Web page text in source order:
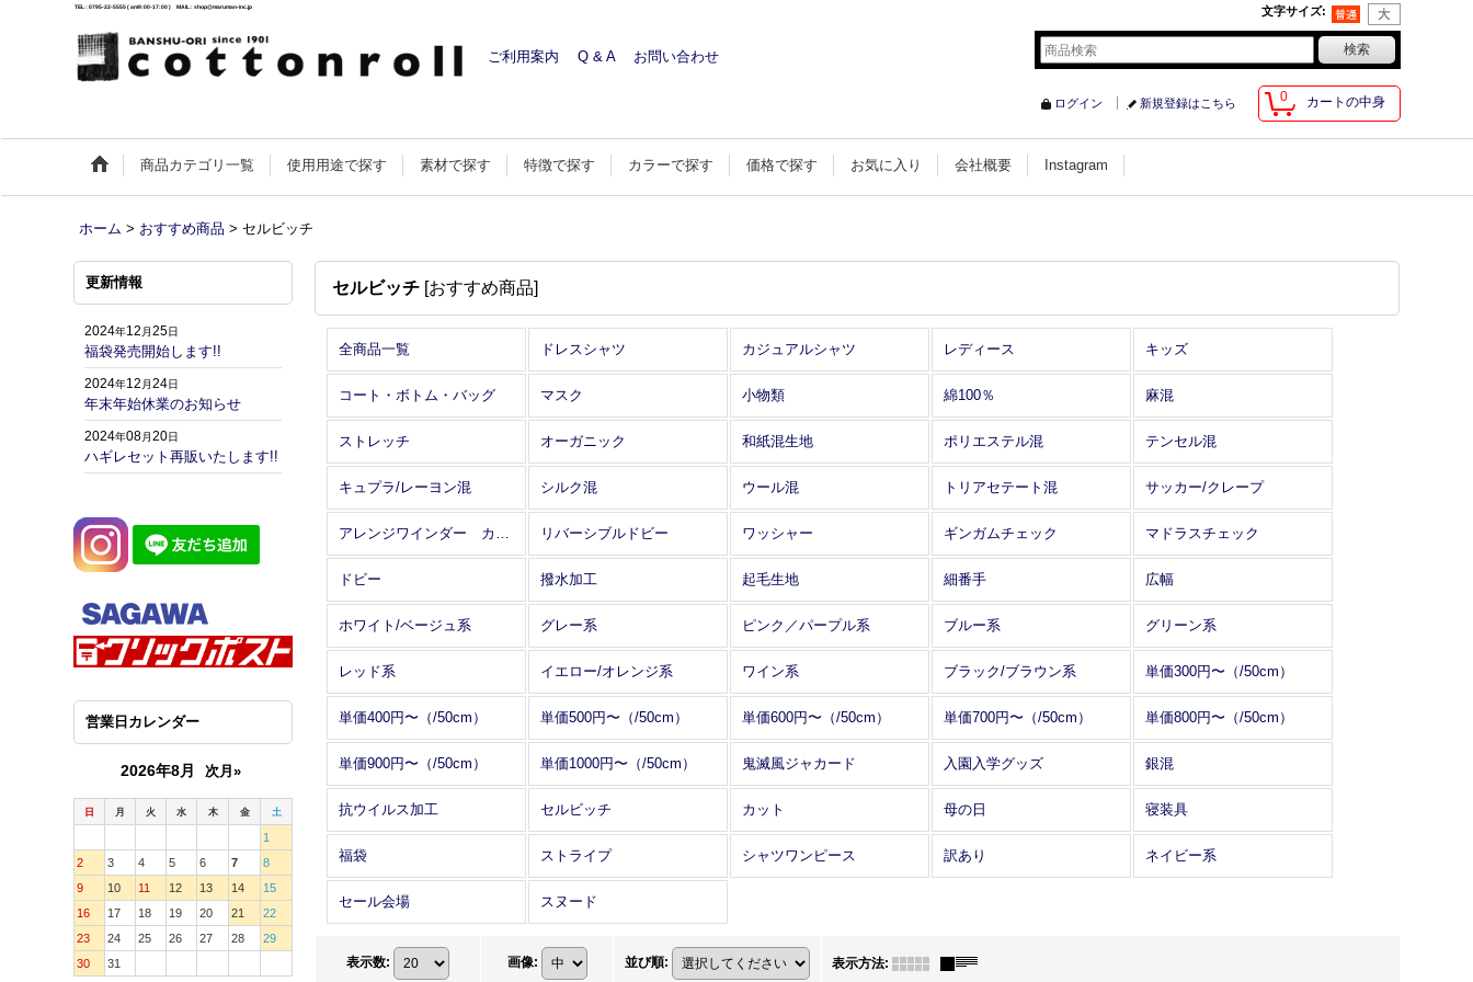
TEL : 0795-22-5555 ( am9:00-17:00 ) MAIL : shop@maruman-inc.jp 文字サイズ:
ご利用案内 Q & A お問い合わせ
0 カートの中身
ログイン 新規登録はこちら
商品カテゴリ一覧 使用用途で探す 素材で探す 特徴で探す カラーで探す 価格で探す お気に入り 会社概要 Instagram
ホーム > おすすめ商品 > セルビッチ
更新情報
2024年12 月25日
福袋発売開始します!!
2024年12 月24日
年末年始休業のお知らせ
2024年08月20日
ハギレセット再販いたします!!
営業日カレンダー
2026年8月 次月»
日 月 火 水 木 金 土
1
2
3 4 5 6 7
8
9
10 11 12 13 14
15
16
17 18 19 20 21
22
23
24 25 26 27 28
29
30
31
セルビッチ [おすすめ商品]
全商品一覧 ドレスシャツ カジュアルシャツ レディース キッズ
コート・ボトム・バッグ マスク 小物類 綿100％ 麻混
ストレッチ オーガニック 和紙混生地 ポリエステル混 テンセル混
キュプラ/レーヨン混 シルク混 ウール混 トリアセテート混 サッカー/クレープ
アレンジワインダー カットジャカード リバーシブルドビー ワッシャー ギンガムチェック マドラスチェック
ドビー 撥水加工 起毛生地 細番手 広幅
ホワイト/ベージュ系 グレー系 ピンク／パープル系 ブルー系 グリーン系
レッド系 イエロー/オレンジ系 ワイン系 ブラック/ブラウン系 単価300円〜（/50cm）
単価400円〜（/50cm） 単価500円〜（/50cm） 単価600円〜（/50cm） 単価700円〜（/50cm） 単価800円〜（/50cm）
単価900円〜（/50cm） 単価1000円〜（/50cm） 鬼滅風ジャカード 入園入学グッズ 銀混
抗ウイルス加工 セルビッチ カット 母の日 寝装具
福袋 ストライプ シャツワンピース 訳あり ネイビー系
セール会場 スヌード
表示数: 画像: 並び順: 表示方法: